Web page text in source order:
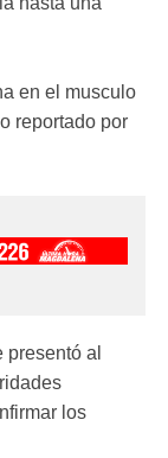
en el musculo
reportado por
presentó al
los